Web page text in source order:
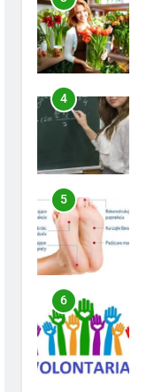
4
5
6